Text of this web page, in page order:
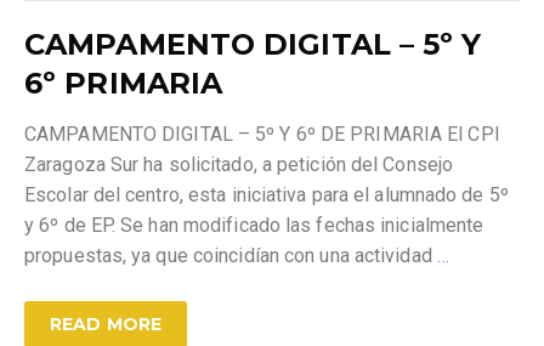
CAMPAMENTO DIGITAL – 5º Y
6º PRIMARIA
CAMPAMENTO DIGITAL – 5º Y 6º DE PRIMARIA El CPI
Zaragoza Sur ha solicitado, a petición del Consejo
Escolar del centro, esta iniciativa para el alumnado de 5º
y 6º de EP. Se han modificado las fechas inicialmente
propuestas, ya que coincidían con una actividad …
READ MORE